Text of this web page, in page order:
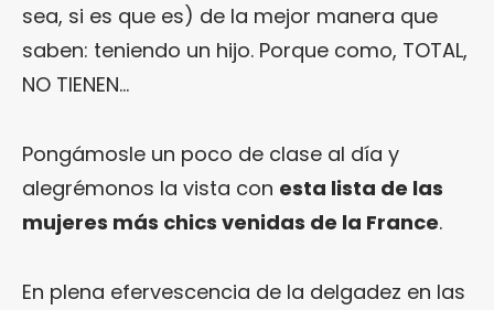
sea, si es que es) de la mejor manera que
saben: teniendo un hijo. Porque como, TOTAL,
NO TIENEN…
Pongámosle un poco de clase al día y
alegrémonos la vista con esta lista de las
mujeres más chics venidas de la France.
En plena efervescencia de la delgadez en las